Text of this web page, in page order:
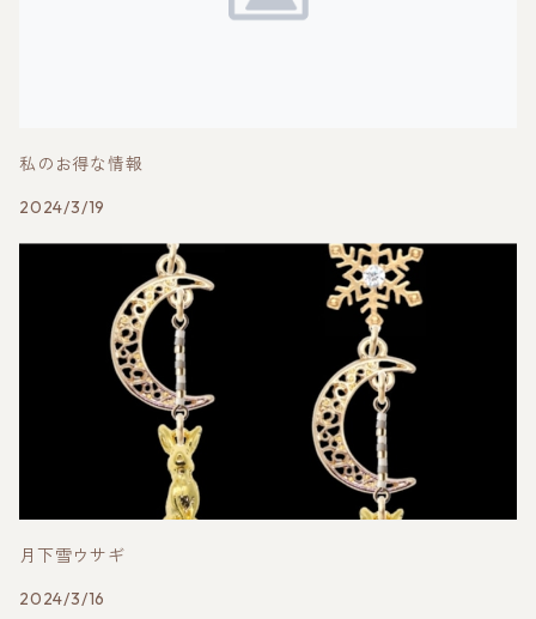
私のお得な情報
2024/3/19
月下雪ウサギ
2024/3/16